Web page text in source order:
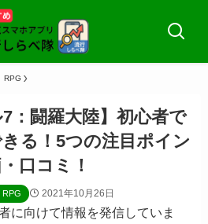
RPG
7：闘羅大陸】初心者で
る！5つの注目ポイン
口コミ！
RPG 2021年10月26日
に向けて情報を発信していま